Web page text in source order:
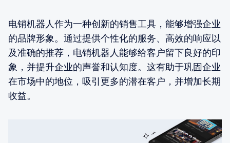
电销机器人作为一种创新的销售工具，能够增强企业
的品牌形象。通过提供个性化的服务、高效的响应以
及准确的推荐，电销机器人能够给客户留下良好的印
象，并提升企业的声誉和认知度。这有助于巩固企业
在市场中的地位，吸引更多的潜在客户，并增加长期
收益。